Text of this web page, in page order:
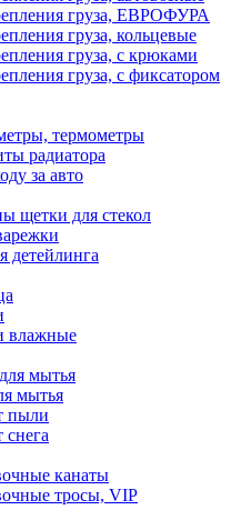
груза, ЕВРОФУРА
груза, кольцевые
груза, с крюками
груза, с фиксатором
термометры
радиатора
за авто
щетки для стекол
детейлинга
влажные
мытья
мытья
пыли
канаты
тросы, VIP